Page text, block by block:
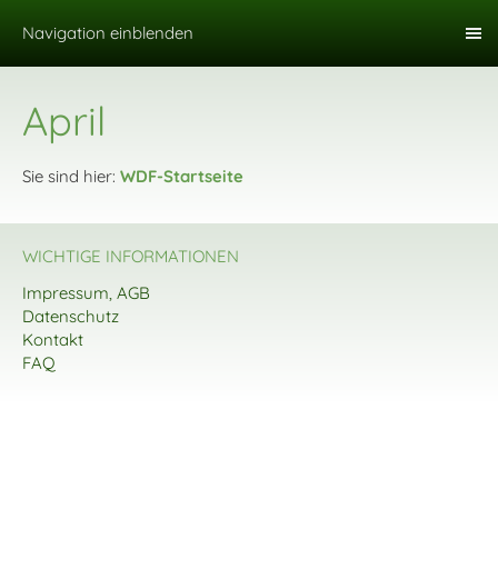
Navigation einblenden
April
Sie sind hier: WDF-Startseite
WICHTIGE INFORMATIONEN
Impressum, AGB
Datenschutz
Kontakt
FAQ